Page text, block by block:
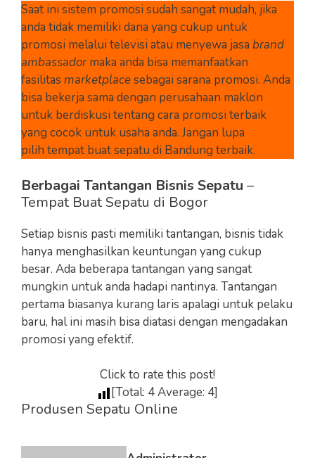
Saat ini sistem promosi sudah sangat mudah, jika
anda tidak memiliki dana yang cukup untuk
promosi melalui televisi atau menyewa jasa brand
ambassadormaka anda bisa memanfaatkan
fasilitas marketplacesebagai sarana promosi. Anda
bisa bekerja sama dengan perusahaan maklon
untuk berdiskusi tentang cara promosi terbaik
yang cocok untuk usaha anda. Jangan lupa
pilih tempat buat sepatu di Bandung terbaik.
Berbagai Tantangan Bisnis Sepatu –
Tempat Buat Sepatu di Bogor
Setiap bisnis pasti memiliki tantangan, bisnis tidak
hanya menghasilkan keuntungan yang cukup
besar. Ada beberapa tantangan yang sangat
mungkin untuk anda hadapi nantinya. Tantangan
pertama biasanya kurang laris apalagi untuk pelaku
baru, hal ini masih bisa diatasi dengan mengadakan
promosi yang efektif.
Click to rate this post!
[Total: 4Average: 4]
Produsen Sepatu Online